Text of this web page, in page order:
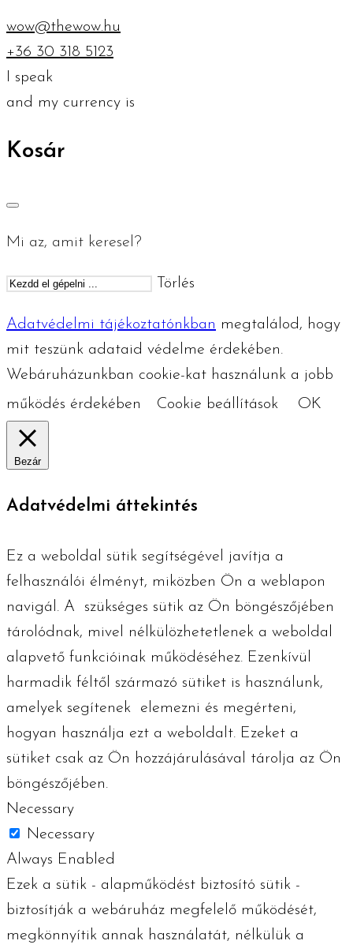
wow@thewow.hu
+36 30 318 5123
I speak
and my currency is
Kosár
Mi az, amit keresel?
Törlés
Adatvédelmi tájékoztatónkban megtalálod, hogy
mit teszünk adataid védelme érdekében.
Webáruházunkban cookie-kat használunk a jobb
működés érdekében
Cookie beállítások OK
Bezár
Adatvédelmi áttekintés
Ez a weboldal sütik segítségével javítja a
felhasználói élményt, miközben Ön a weblapon
navigál. A szükséges ​​sütik az Ön böngészőjében
tárolódnak, mivel nélkülözhetetlenek a weboldal
alapvető funkcióinak működéséhez. Ezenkívül
harmadik féltől származó sütiket is használunk,
amelyek segítenek elemezni és megérteni,
hogyan használja ezt a weboldalt. Ezeket a
sütiket csak az Ön hozzájárulásával tárolja az Ön
böngészőjében.
Necessary
Necessary
Always Enabled
Ezek a sütik - alapműködést biztosító sütik -
biztosítják a webáruház megfelelő működését,
megkönnyítik annak használatát, nélkülük a